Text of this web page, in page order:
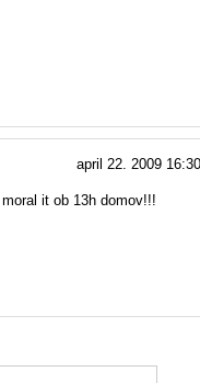
april 22. 2009 16:30
it ob 13h domov!!!